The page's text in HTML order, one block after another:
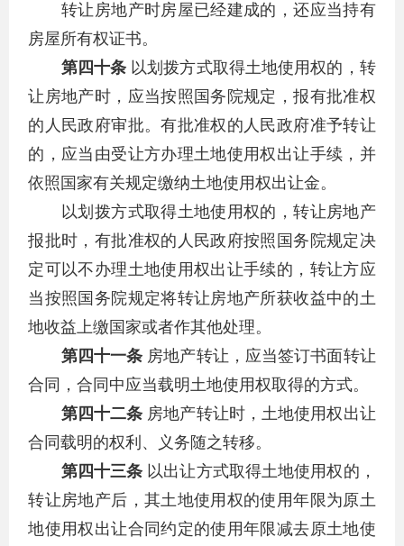
转让房地产时房屋已经建成的，还应当持有
房屋所有权证书。
第四十条 以划拨方式取得土地使用权的，转
让房地产时，应当按照国务院规定，报有批准权
的人民政府审批。有批准权的人民政府准予转让
的，应当由受让方办理土地使用权出让手续，并
依照国家有关规定缴纳土地使用权出让金。
以划拨方式取得土地使用权的，转让房地产
报批时，有批准权的人民政府按照国务院规定决
定可以不办理土地使用权出让手续的，转让方应
当按照国务院规定将转让房地产所获收益中的土
地收益上缴国家或者作其他处理。
第四十一条 房地产转让，应当签订书面转让
合同，合同中应当载明土地使用权取得的方式。
第四十二条 房地产转让时，土地使用权出让
合同载明的权利、义务随之转移。
第四十三条 以出让方式取得土地使用权的，
转让房地产后，其土地使用权的使用年限为原土
地使用权出让合同约定的使用年限减去原土地使